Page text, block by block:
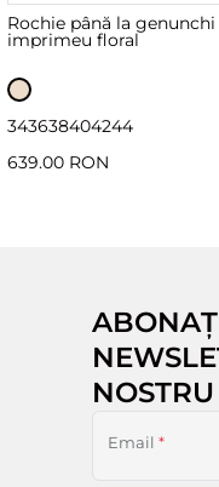
Rochie până la genunchi
imprimeu floral
343638404244
639.00 RON
NOSTRU
Email *